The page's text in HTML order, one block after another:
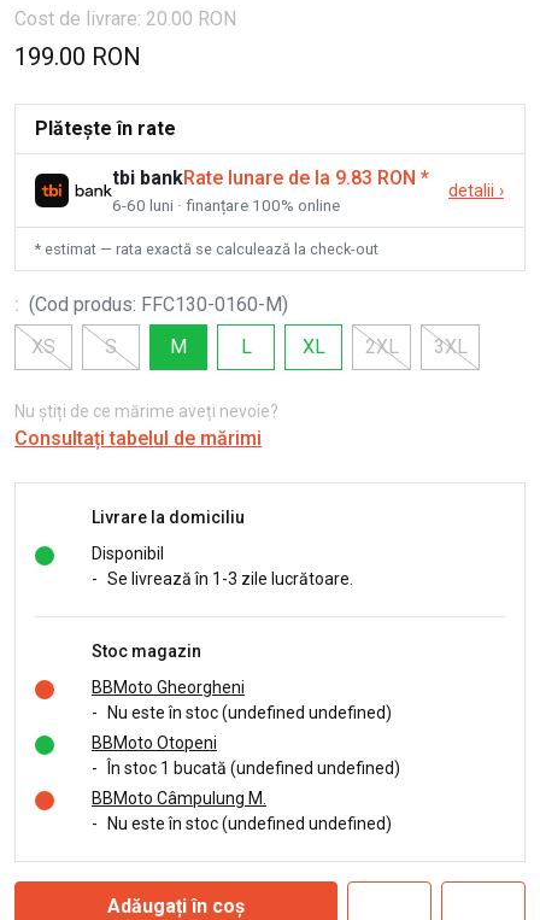
Cost de livrare: 20.00 RON
199.00 RON
Plătește în rate
tbi bankRate lunare de la 9.83 RON *
6-60 luni · finanțare 100% online
detalii ›
* estimat — rata exactă se calculează la check-out
: (Cod produs: FFC130-0160-M)
XS
S M L XL 2XL 3XL
Nu știți de ce mărime aveți nevoie?
Consultați tabelul de mărimi
Livrare la domiciliu
Disponibil
- Se livrează în 1-3 zile lucrătoare.
Stoc magazin
BBMoto Gheorgheni
-
Nu este în stoc (undefined undefined)
BBMoto Otopeni
-
În stoc 1 bucată (undefined undefined)
BBMoto Câmpulung M.
-
Nu este în stoc (undefined undefined)
Adăugați în coș